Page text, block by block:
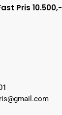
Pris 10.500,-